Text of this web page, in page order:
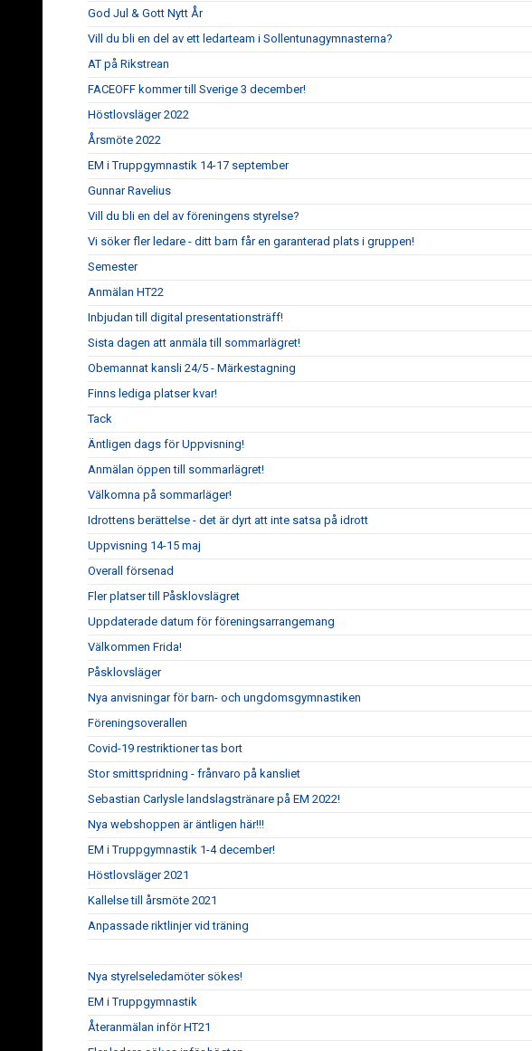
God Jul & Gott Nytt År
Vill du bli en del av ett ledarteam i Sollentunagymnasterna?
AT på Rikstrean
FACEOFF kommer till Sverige 3 december!
Höstlovsläger 2022
Årsmöte 2022
EM i Truppgymnastik 14-17 september
Gunnar Ravelius
Vill du bli en del av föreningens styrelse?
Vi söker fler ledare - ditt barn får en garanterad plats i gruppen!
Semester
Anmälan HT22
Inbjudan till digital presentationsträff!
Sista dagen att anmäla till sommarlägret!
Obemannat kansli 24/5 - Märkestagning
Finns lediga platser kvar!
Tack
Äntligen dags för Uppvisning!
Anmälan öppen till sommarlägret!
Välkomna på sommarläger!
Idrottens berättelse - det är dyrt att inte satsa på idrott
Uppvisning 14-15 maj
Overall försenad
Fler platser till Påsklovslägret
Uppdaterade datum för föreningsarrangemang
Välkommen Frida!
Påsklovsläger
Nya anvisningar för barn- och ungdomsgymnastiken
Föreningsoverallen
Covid-19 restriktioner tas bort
Stor smittspridning - frånvaro på kansliet
Sebastian Carlysle landslagstränare på EM 2022!
Nya webshoppen är äntligen här!!!
EM i Truppgymnastik 1-4 december!
Höstlovsläger 2021
Kallelse till årsmöte 2021
Anpassade riktlinjer vid träning
Nya styrelseledamöter sökes!
EM i Truppgymnastik
Återanmälan inför HT21